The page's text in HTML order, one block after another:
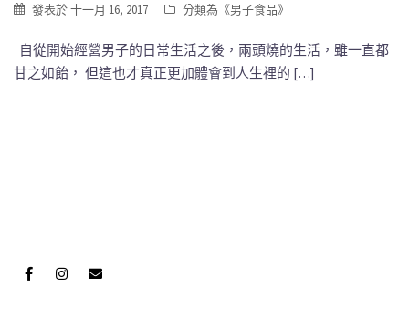
發表於十一月 16, 2017 分類為《男子食品》
自從開始經營男子的日常生活之後，兩頭燒的生活，雖一直都
甘之如飴， 但這也才真正更加體會到人生裡的 […]